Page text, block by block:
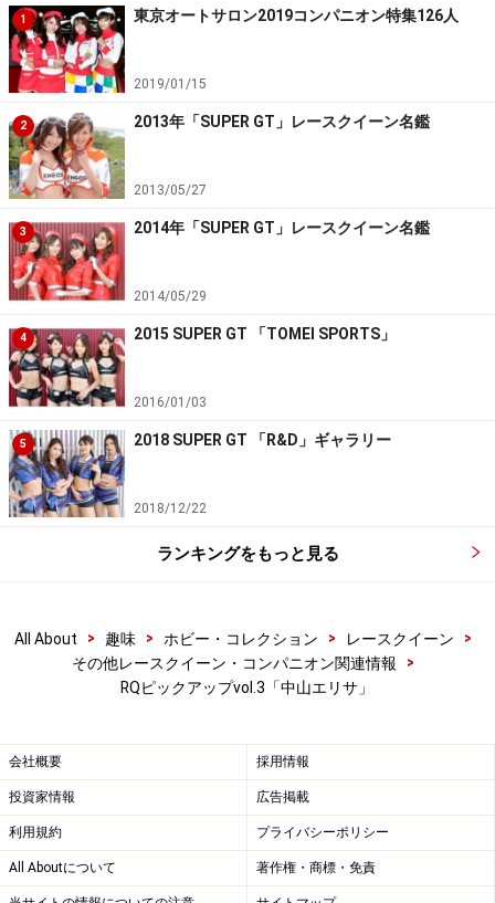
1 東京オートサロン2019コンパニオン特集126人
2019/01/15
2 2013年「SUPER GT」レースクイーン名鑑
2013/05/27
3 2014年「SUPER GT」レースクイーン名鑑
2014/05/29
4 2015 SUPER GT 「TOMEI SPORTS」
2016/01/03
5 2018 SUPER GT 「R&D」ギャラリー
2018/12/22
ランキングをもっと見る
All About > 趣味 > ホビー・コレクション > レースクイーン
>
その他レースクイーン・コンパニオン関連情報
>
RQピックアップvol.3「中山エリサ」
会社概要 採用情報
投資家情報 広告掲載
利用規約 プライバシーポリシー
All Aboutについて 著作権・商標・免責